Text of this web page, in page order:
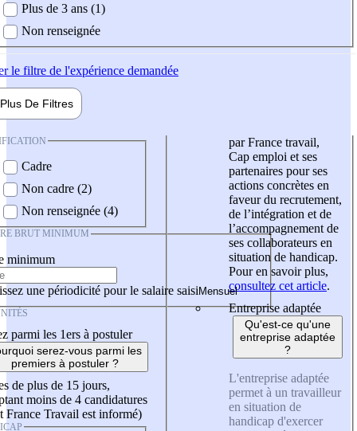
Plus de 3 ans (1)
Non renseignée
le filtre de l'expérience demandée
Plus De Filtres
Cadre
Non cadre (2)
Non renseignée (4)
BRUT MINIMUM
minimum
une périodicité pour le salaire saisi
parmi les 1ers à postuler
serez-vous parmi les
premiers à postuler ?
de plus de 15 jours,
moins de 4 candidatures
France Travail est informé)
par France travail,
Cap emploi et ses
partenaires pour ses
actions concrètes en
faveur du recrutement,
de l’intégration et de
l’accompagnement de
ses collaborateurs en
situation de handicap.
Pour en savoir plus,
consultez cet article.
Entreprise adaptée
Qu'est-ce qu'une
entreprise adaptée
?
L'entreprise adaptée
permet à un travailleur
en situation de
handicap d'exercer